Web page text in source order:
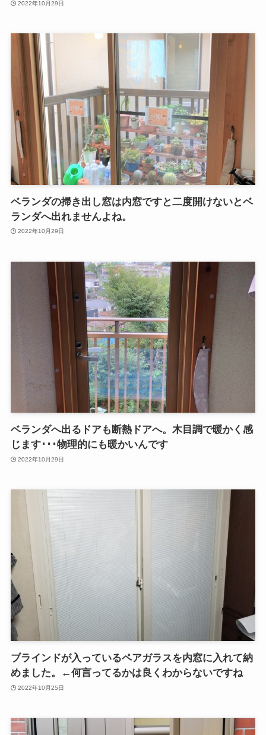
2022年10月29日
ベランダの掃き出し窓は内窓ですと二度開けないとベ
ランダへ出れませんよね。
2022年10月29日
ベランダへ出るドアも断熱ドアへ。木目調で暖かく感
じます･･･物理的にも暖かいんです
2022年10月29日
ブラインドが入っているペアガラスを内窓に入れて納
めました。←何言ってるかは良くわからないですね
2022年10月25日